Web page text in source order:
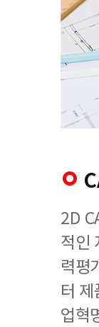
2D
적인
력평
터
업혁